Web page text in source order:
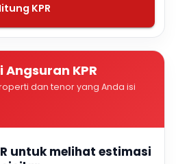
KPR
Angsuran KPR
dan tenor yang Anda isi
untuk melihat estimasi